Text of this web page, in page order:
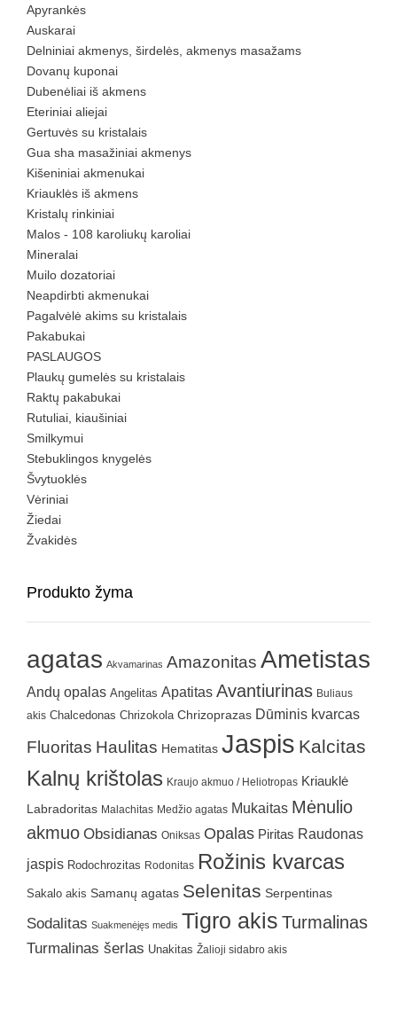
Apyrankės
Auskarai
Delniniai akmenys, širdelės, akmenys masažams
Dovanų kuponai
Dubenėliai iš akmens
Eteriniai aliejai
Gertuvės su kristalais
Gua sha masažiniai akmenys
Kišeniniai akmenukai
Kriauklės iš akmens
Kristalų rinkiniai
Malos - 108 karoliukų karoliai
Mineralai
Muilo dozatoriai
Neapdirbti akmenukai
Pagalvėlė akims su kristalais
Pakabukai
PASLAUGOS
Plaukų gumelės su kristalais
Raktų pakabukai
Rutuliai, kiaušiniai
Smilkymui
Stebuklingos knygelės
Švytuoklės
Vėriniai
Žiedai
Žvakidės
Produkto žyma
agatas Akvamarinas Amazonitas Ametistas
Andų opalas Angelitas Apatitas Avantiurinas Buliaus
akis Chalcedonas Chrizokola Chrizoprazas Dūminis kvarcas
Fluoritas Haulitas Hematitas Jaspis Kalcitas
Kalnų krištolas Kraujo akmuo / Heliotropas Kriauklė
Labradoritas Malachitas Medžio agatas Mukaitas Mėnulio
akmuo Obsidianas Oniksas Opalas Piritas Raudonas
jaspis Rodochrozitas Rodonitas Rožinis kvarcas
Sakalo akis Samanų agatas Selenitas Serpentinas
Sodalitas Suakmenėjęs medis Tigro akis Turmalinas
Turmalinas šerlas Unakitas Žalioji sidabro akis